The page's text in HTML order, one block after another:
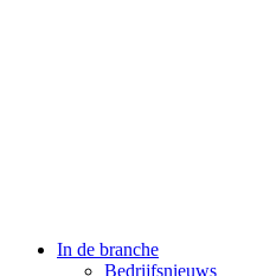
In de branche
Bedrijfsnieuws